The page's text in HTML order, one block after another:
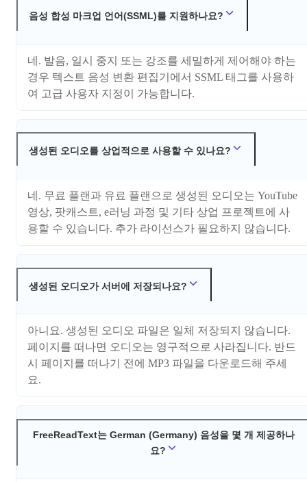
음성 합성 마크업 언어(SSML)를 지원하나요?
네. 발음, 일시 중지 또는 강조를 세밀하게 제어해야 하는
경우 텍스트 음성 변환 편집기에서 SSML 태그를 사용하
여 고급 사용자 지정이 가능합니다.
생성된 오디오를 상업적으로 사용할 수 있나요?
네. 무료 플랜과 유료 플랜으로 생성된 오디오는 YouTube
영상, 팟캐스트, e러닝 과정 및 기타 상업 프로젝트에 사
용할 수 있습니다. 추가 라이선스가 필요하지 않습니다.
생성된 오디오가 서버에 저장되나요?
아니요. 생성된 오디오 파일은 일체 저장되지 않습니다.
페이지를 떠나면 오디오는 영구적으로 사라집니다. 반드
시 페이지를 떠나기 전에 MP3 파일을 다운로드해 주세
요.
FreeReadText는 German (Germany) 음성을 몇 개 제공하나
요?